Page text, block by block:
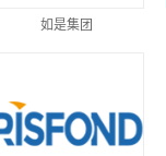
如是集团